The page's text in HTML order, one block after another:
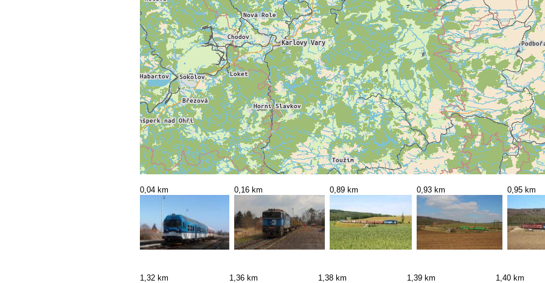
0,04 km 0,16 km 0,89 km 0,93 km 0,95 km
1,32 km 1,36 km 1,38 km 1,39 km 1,40 km